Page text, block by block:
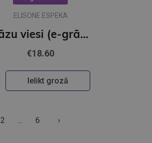
ELISONE ESPEKA
Kāzu viesi (e-grāmata)
€18.60
Ielikt grozā
2 ... 6 ›